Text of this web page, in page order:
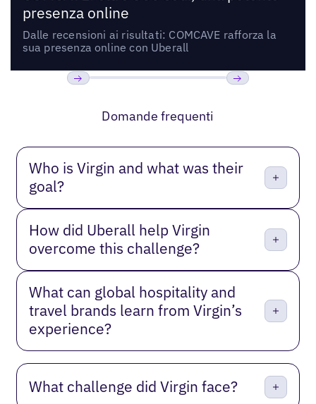
presenza online
Dalle recensioni ai risultati: COMCAVE rafforza la
sua presenza online con Uberall
Domande frequenti
Who is Virgin and what was their
goal?
How did Uberall help Virgin
overcome this challenge?
What can global hospitality and
travel brands learn from Virgin’s
experience?
What challenge did Virgin face?